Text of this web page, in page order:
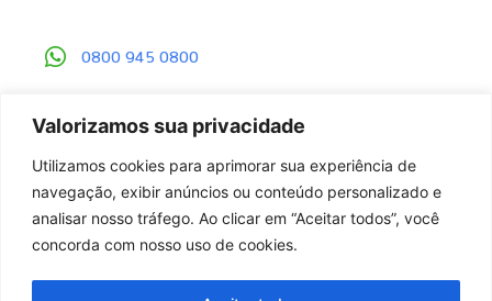
Valorizamos sua privacidade
Utilizamos cookies para aprimorar sua experiência de
navegação, exibir anúncios ou conteúdo personalizado e
analisar nosso tráfego. Ao clicar em “Aceitar todos”, você
concorda com nosso uso de cookies.
0800 945 0800